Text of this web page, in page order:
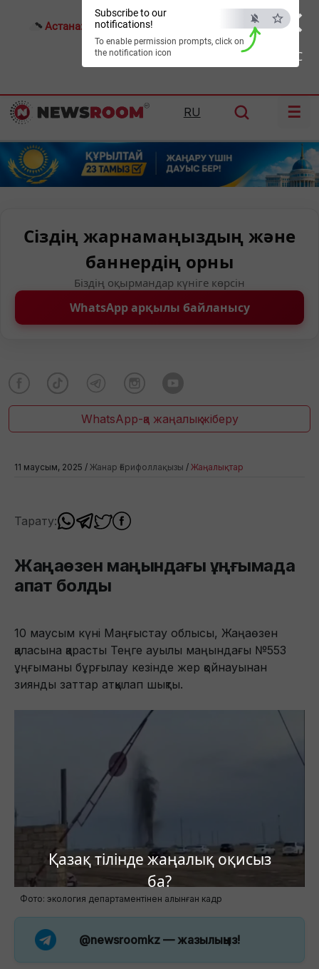
×
ESC
Қазақ тілінде жаңалық оқисыз
ба?
Subscribe to our
notifications!
To enable permission prompts, click on
the notification icon
Астана: 16°C Алматы: Шымкент:31°C
RU ☰
Сіздің жарнамаңыздың және
баннердің орны
Біздің оқырмандар күніге көрсін
WhatsApp арқылы байланысу
WhatsApp-қа жаңалық жіберу
11 маусым, 2025 / Жанар Ғарифоллақызы / Жаңалықтар
Тарату:
Жаңаөзен маңындағы ұңғымада
апат болды
10 маусым күні Маңғыстау облысы, Жаңаөзен
қаласына қарасты Теңге ауылы маңындағы №553
ұңғыманы бұрғылау кезінде жер қойнауынан
зиянды заттар атқылап шықты.
Фото: экология департаментінен алынған кадр
@newsroomkz — жазылыңыз!